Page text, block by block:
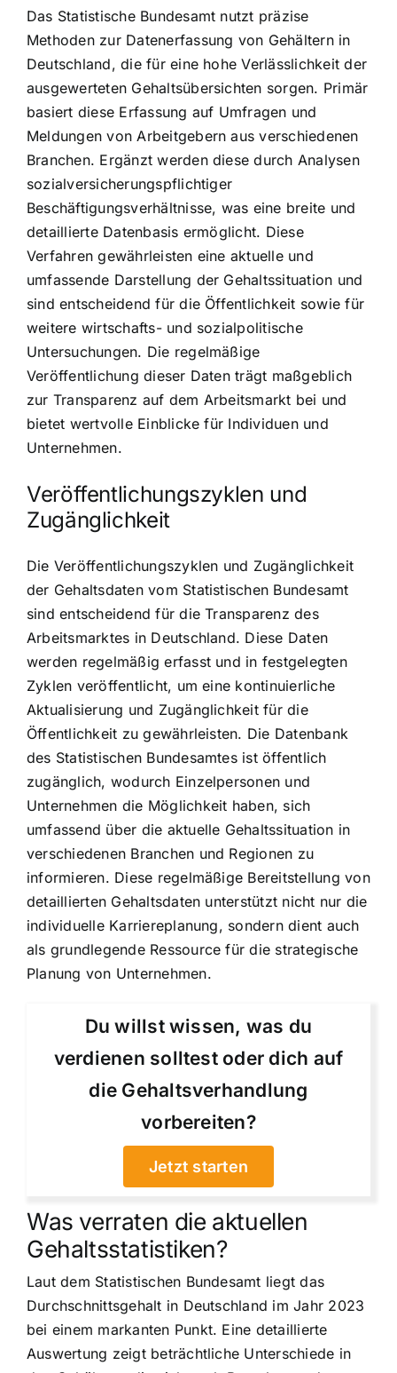
Das Statistische Bundesamt nutzt präzise
Methoden zur Datenerfassung von Gehältern in
Deutschland, die für eine hohe Verlässlichkeit der
ausgewerteten Gehaltsübersichten sorgen. Primär
basiert diese Erfassung auf Umfragen und
Meldungen von Arbeitgebern aus verschiedenen
Branchen. Ergänzt werden diese durch Analysen
sozialversicherungspflichtiger
Beschäftigungsverhältnisse, was eine breite und
detaillierte Datenbasis ermöglicht. Diese
Verfahren gewährleisten eine aktuelle und
umfassende Darstellung der Gehaltssituation und
sind entscheidend für die Öffentlichkeit sowie für
weitere wirtschafts- und sozialpolitische
Untersuchungen. Die regelmäßige
Veröffentlichung dieser Daten trägt maßgeblich
zur Transparenz auf dem Arbeitsmarkt bei und
bietet wertvolle Einblicke für Individuen und
Unternehmen.
Veröffentlichungszyklen und
Zugänglichkeit
Die Veröffentlichungszyklen und Zugänglichkeit
der Gehaltsdaten vom Statistischen Bundesamt
sind entscheidend für die Transparenz des
Arbeitsmarktes in Deutschland. Diese Daten
werden regelmäßig erfasst und in festgelegten
Zyklen veröffentlicht, um eine kontinuierliche
Aktualisierung und Zugänglichkeit für die
Öffentlichkeit zu gewährleisten. Die Datenbank
des Statistischen Bundesamtes ist öffentlich
zugänglich, wodurch Einzelpersonen und
Unternehmen die Möglichkeit haben, sich
umfassend über die aktuelle Gehaltssituation in
verschiedenen Branchen und Regionen zu
informieren. Diese regelmäßige Bereitstellung von
detaillierten Gehaltsdaten unterstützt nicht nur die
individuelle Karriereplanung, sondern dient auch
als grundlegende Ressource für die strategische
Planung von Unternehmen.
Du willst wissen, was du
verdienen solltest oder dich auf
die Gehaltsverhandlung
vorbereiten?
Jetzt starten
Was verraten die aktuellen
Gehaltsstatistiken?
Laut dem Statistischen Bundesamt liegt das
Durchschnittsgehalt in Deutschland im Jahr 2023
bei einem markanten Punkt. Eine detaillierte
Auswertung zeigt beträchtliche Unterschiede in